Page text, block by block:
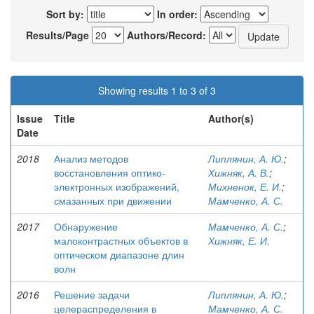
Sort by:
In order:
Results/Page
Authors/Record:
Showing results 1 to 3 of 3
Issue
Date
Title Author(s)
2018
Анализ методов
восстановления оптико-
электронных изображений,
смазанных при движении
Липлянин, А. Ю.;
Хижняк, А. В.;
Михненок, Е. И.;
Мамченко, А. С.
2017
Обнаружение
малоконтрастных объектов в
оптическом диапазоне длин
волн
Мамченко, А. С.;
Хижняк, Е. И.
2016
Решение задачи
целераспределения в
Липлянин, А. Ю.;
Мамченко, А. С.